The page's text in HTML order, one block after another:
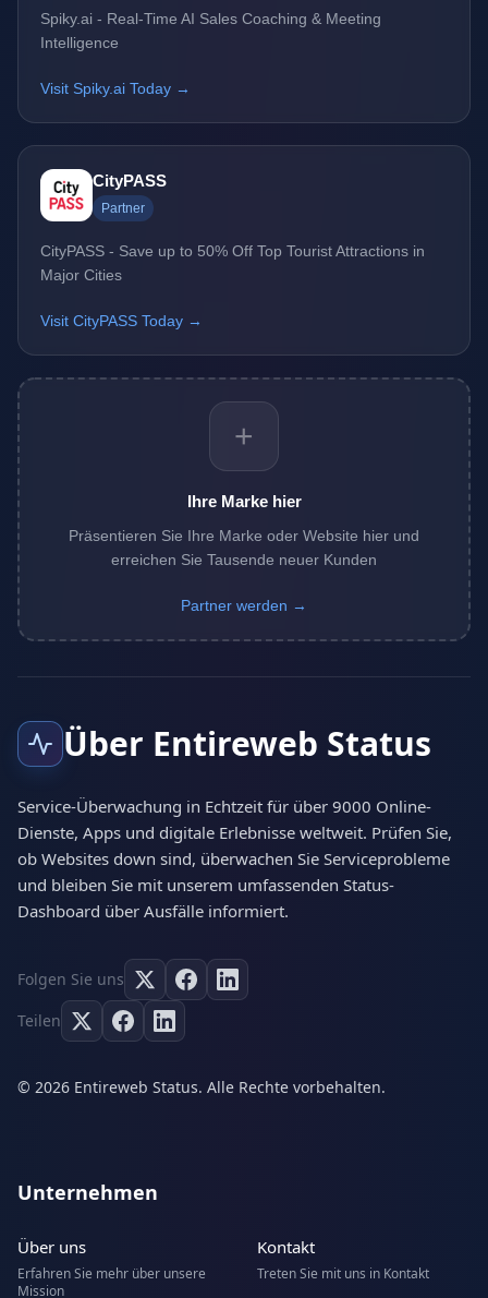
Spiky.ai - Real-Time AI Sales Coaching & Meeting
Intelligence
Visit Spiky.ai Today →
CityPASS
Partner
CityPASS - Save up to 50% Off Top Tourist Attractions in
Major Cities
Visit CityPASS Today →
+
Ihre Marke hier
Präsentieren Sie Ihre Marke oder Website hier und
erreichen Sie Tausende neuer Kunden
Partner werden →
Über Entireweb Status
Service-Überwachung in Echtzeit für über 9000 Online-
Dienste, Apps und digitale Erlebnisse weltweit. Prüfen Sie,
ob Websites down sind, überwachen Sie Serviceprobleme
und bleiben Sie mit unserem umfassenden Status-
Dashboard über Ausfälle informiert.
Folgen Sie uns
Teilen
© 2026 Entireweb Status. Alle Rechte vorbehalten.
Unternehmen
Über uns
Erfahren Sie mehr über unsere
Mission
Kontakt
Treten Sie mit uns in Kontakt